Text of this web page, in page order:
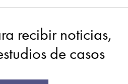
recibir noticias,
de casos